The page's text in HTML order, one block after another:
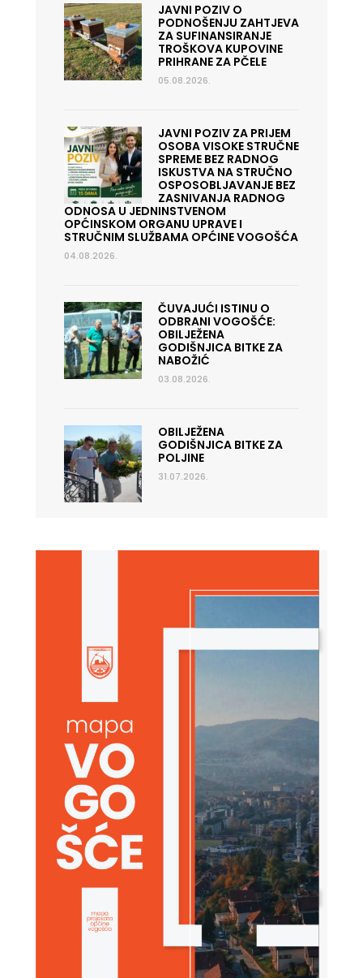
JAVNI POZIV O
PODNOŠENJU ZAHTJEVA
ZA SUFINANSIRANJE
TROŠKOVA KUPOVINE
PRIHRANE ZA PČELE
05.08.2026.
JAVNI POZIV ZA PRIJEM
OSOBA VISOKE STRUČNE
SPREME BEZ RADNOG
ISKUSTVA NA STRUČNO
OSPOSOBLJAVANJE BEZ
ZASNIVANJA RADNOG
ODNOSA U JEDNINSTVENOM
OPĆINSKOM ORGANU UPRAVE I
STRUČNIM SLUŽBAMA OPĆINE VOGOŠĆA
04.08.2026.
ČUVAJUĆI ISTINU O
ODBRANI VOGOŠĆE:
OBILJEŽENA
GODIŠNJICA BITKE ZA
NABOŽIĆ
03.08.2026.
OBILJEŽENA
GODIŠNJICA BITKE ZA
POLJINE
31.07.2026.